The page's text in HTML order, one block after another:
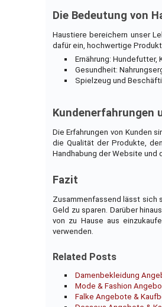
Die Bedeutung von
Haustiere bereichern unser
dafür ein, hochwertige
Ernährung:
Gesundheit:
Spielzeug und
Kundenerfahrungen
Die Erfahrungen von Kunden
die Qualität der Produkte,
Handhabung der Website und
Fazit
Zusammenfassend lässt sich
Geld zu sparen. Darüber
von zu Hause aus
verwenden.
Related Posts
Damenbekleidung
Mode & Fashion
Falke Angebote &